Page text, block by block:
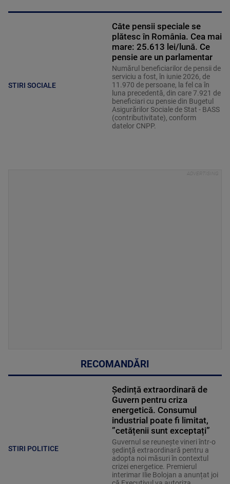
STIRI SOCIALE
Câte pensii speciale se
plătesc în România. Cea mai
mare: 25.613 lei/lună. Ce
pensie are un parlamentar
Numărul beneficiarilor de pensii de
serviciu a fost, în iunie 2026, de
11.970 de persoane, la fel ca în
luna precedentă, din care 7.921 de
beneficiari cu pensie din Bugetul
Asigurărilor Sociale de Stat - BASS
(contributivitate), conform
datelor CNPP.
RECOMANDĂRI
STIRI POLITICE
Ședință extraordinară de
Guvern pentru criza
energetică. Consumul
industrial poate fi limitat,
”cetățenii sunt exceptați”
Guvernul se reuneşte vineri într-o
şedinţă extraordinară pentru a
adopta noi măsuri în contextul
crizei energetice. Premierul
interimar Ilie Bolojan a anunțat joi